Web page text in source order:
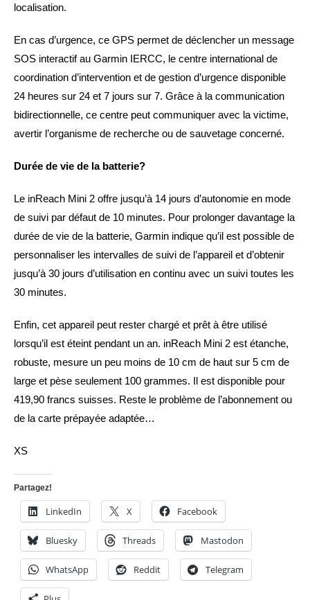
localisation.
En cas d’urgence, ce GPS permet de déclencher un message
SOS interactif au Garmin IERCC, le centre international de
coordination d’intervention et de gestion d’urgence disponible
24 heures sur 24 et 7 jours sur 7. Grâce à la communication
bidirectionnelle, ce centre peut communiquer avec la victime,
avertir l’organisme de recherche ou de sauvetage concerné.
Durée de vie de la batterie?
Le inReach Mini 2 offre jusqu’à 14 jours d’autonomie en mode
de suivi par défaut de 10 minutes. Pour prolonger davantage la
durée de vie de la batterie, Garmin indique qu’il est possible de
personnaliser les intervalles de suivi de l’appareil et d’obtenir
jusqu’à 30 jours d’utilisation en continu avec un suivi toutes les
30 minutes.
Enfin, cet appareil peut rester chargé et prêt à être utilisé
lorsqu’il est éteint pendant un an. inReach Mini 2 est étanche,
robuste, mesure un peu moins de 10 cm de haut sur 5 cm de
large et pèse seulement 100 grammes. Il est disponible pour
419,90 francs suisses. Reste le problème de l’abonnement ou
de la carte prépayée adaptée…
XS
Partagez!
LinkedIn X Facebook
Bluesky Threads Mastodon
WhatsApp Reddit Telegram